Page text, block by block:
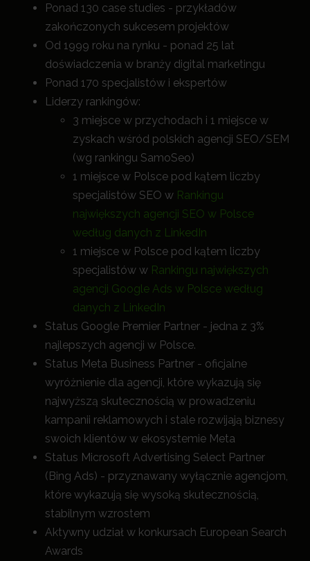
Ponad 130 case studies - przykładów
zakończonych sukcesem projektów
Od 1999 roku na rynku - ponad 25 lat
doświadczenia w branży digital marketingu
Ponad 170 specjalistów i ekspertów
Liderzy rankingów:
3 miejsce w przychodach i 1 miejsce w
zyskach wśród polskich agencji SEO/SEM
(wg rankingu SamoSeo)
1 miejsce w Polsce pod kątem liczby
specjalistów SEO w Rankingu
największych agencji SEO w Polsce
według danych z LinkedIn
1 miejsce w Polsce pod kątem liczby
specjalistów w Rankingu największych
agencji Google Ads w Polsce według
danych z LinkedIn
Status Google Premier Partner - jedna z 3%
najlepszych agencji w Polsce.
Status Meta Business Partner - oficjalne
wyróżnienie dla agencji, które wykazują się
najwyższą skutecznością w prowadzeniu
kampanii reklamowych i stale rozwijają biznesy
swoich klientów w ekosystemie Meta
Status Microsoft Advertising Select Partner
(Bing Ads) - przyznawany wyłącznie agencjom,
które wykazują się wysoką skutecznością,
stabilnym wzrostem
Aktywny udział w konkursach European Search
Awards